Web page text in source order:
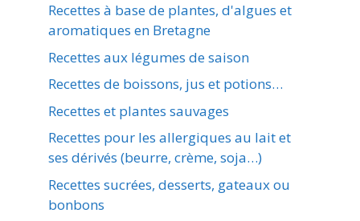
Recettes à base de plantes, d'algues et
aromatiques en Bretagne
Recettes aux légumes de saison
Recettes de boissons, jus et potions…
Recettes et plantes sauvages
Recettes pour les allergiques au lait et
ses dérivés (beurre, crème, soja…)
Recettes sucrées, desserts, gateaux ou
bonbons